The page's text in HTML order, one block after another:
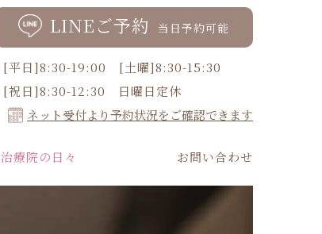
LINEご予約 当日予約可能
[平日]8:30-19:00 [土曜]8:30-15:30
[祝日]8:30-12:30 日曜日定休
ネット受付より予約状況をご確認できます
治療院の日々 お問い合わせ